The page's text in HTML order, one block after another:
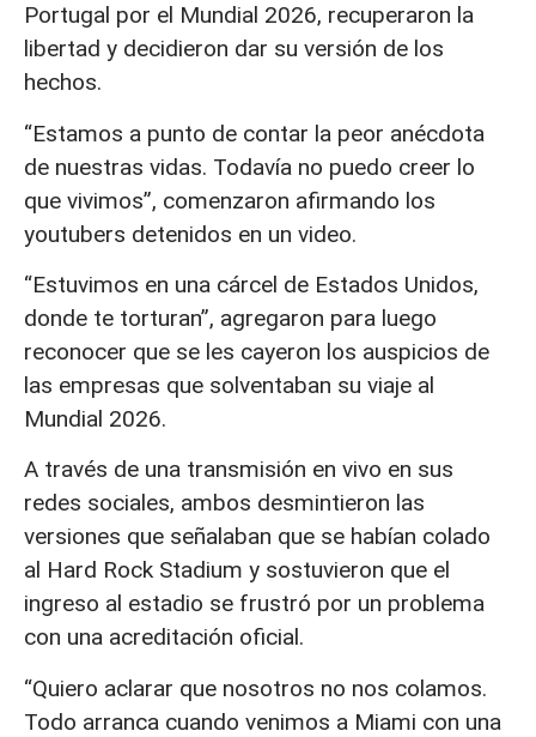
Portugal por el Mundial 2026, recuperaron la
libertad y decidieron dar su versión de los
hechos.
“Estamos a punto de contar la peor anécdota
de nuestras vidas. Todavía no puedo creer lo
que vivimos”, comenzaron afirmando los
youtubers detenidos en un video.
“Estuvimos en una cárcel de Estados Unidos,
donde te torturan”, agregaron para luego
reconocer que se les cayeron los auspicios de
las empresas que solventaban su viaje al
Mundial 2026.
A través de una transmisión en vivo en sus
redes sociales, ambos desmintieron las
versiones que señalaban que se habían colado
al Hard Rock Stadium y sostuvieron que el
ingreso al estadio se frustró por un problema
con una acreditación oficial.
“Quiero aclarar que nosotros no nos colamos.
Todo arranca cuando venimos a Miami con una